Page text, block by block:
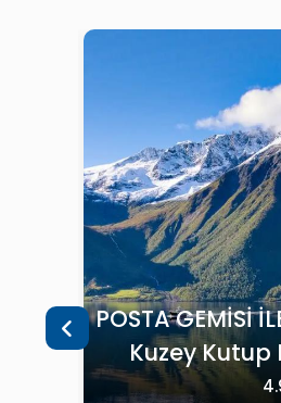
-
OECONOMICA